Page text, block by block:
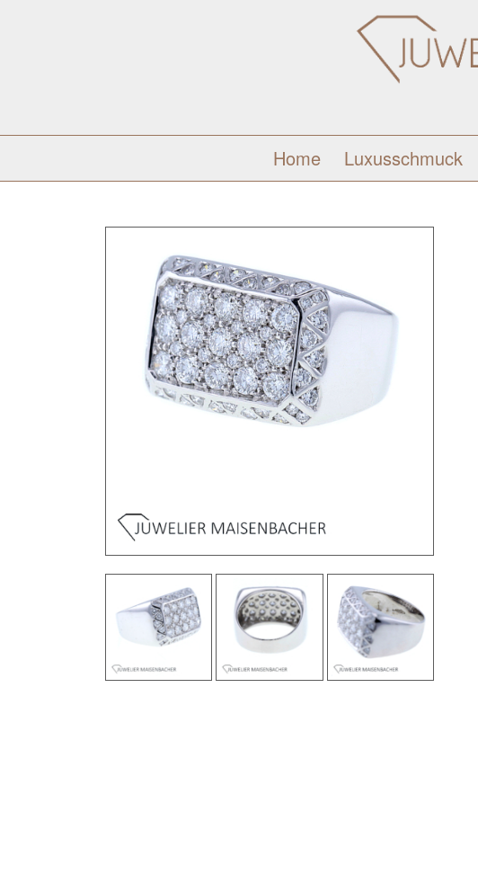
Home Luxusschmuck